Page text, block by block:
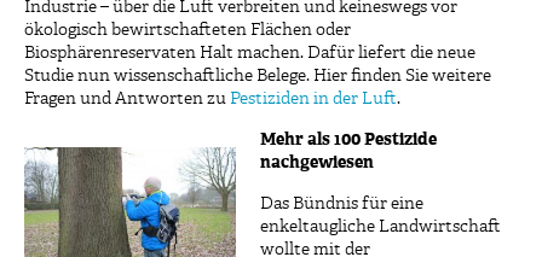
Industrie – über die Luft verbreiten und keineswegs vor
ökologisch bewirtschafteten Flächen oder
Biosphärenreservaten Halt machen. Dafür liefert die neue
Studie nun wissenschaftliche Belege. Hier finden Sie weitere
Fragen und Antworten zu Pestiziden in der Luft.
Mehr als 100 Pestizide
nachgewiesen
Das Bündnis für eine
enkeltaugliche Landwirtschaft
wollte mit der